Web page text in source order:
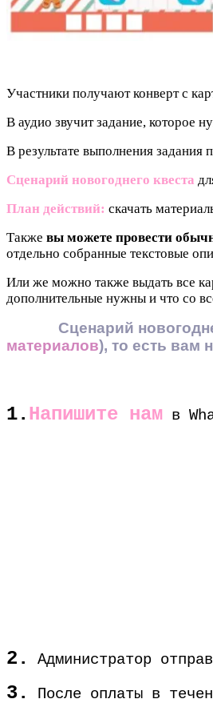
Участники получают конверт с
В аудио звучит задание, которое
В результате выполнения
Сценарий новогоднего квеста
План действий: скачать
Также вы можете провести
отдельно собранные текстовые
Или же можно также выдать все
дополнительные нужны и что со
Сценарий новогоднего
материалов), то есть вам
1. Напишите нам в
2. Администратор
3. После оплаты в